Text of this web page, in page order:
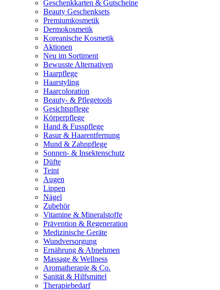
Geschenkkarten & Gutscheine
Beauty Geschenksets
Premiumkosmetik
Dermokosmetik
Koreanische Kosmetik
Aktionen
Neu im Sortiment
Bewusste Alternativen
Haarpflege
Haarstyling
Haarcoloration
Beauty- & Pflegetools
Gesichtspflege
Körperpflege
Hand & Fusspflege
Rasur & Haarentfernung
Mund & Zahnpflege
Sonnen- & Insektenschutz
Düfte
Teint
Augen
Lippen
Nägel
Zubehör
Vitamine & Mineralstoffe
Prävention & Regeneration
Medizinische Geräte
Wundversorgung
Ernährung & Abnehmen
Massage & Wellness
Aromatherapie & Co.
Sanität & Hilfsmittel
Therapiebedarf